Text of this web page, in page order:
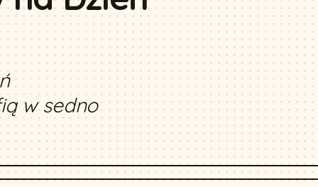
w sedno